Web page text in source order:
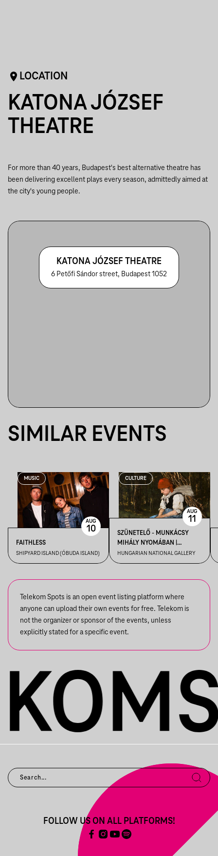
LOCATION
KATONA JÓZSEF
THEATRE
For more than 40 years, Budapest's best alternative theatre has
been delivering excellent plays every season, admittedly aimed at
the city's young people.
KATONA JÓZSEF THEATRE
6 Petőfi Sándor street, Budapest 1052
SIMILAR EVENTS
MUSIC
FAITHLESS
SHIPYARD ISLAND (ÓBUDA ISLAND)
AUG
10
CULTURE
SZÜNETELŐ - MUNKÁCSY
MIHÁLY NYOMÁBAN |
TÁRLATVEZETÉS 6-9
ÉVESEKNEK
HUNGARIAN NATIONAL GALLERY
AUG
11
Telekom Spots is an open event listing platform where
anyone can upload their own events for free. Telekom is
not the organizer or sponsor of the events, unless
explicitly stated for a specific event.
FOLLOW US ON ALL PLATFORMS!